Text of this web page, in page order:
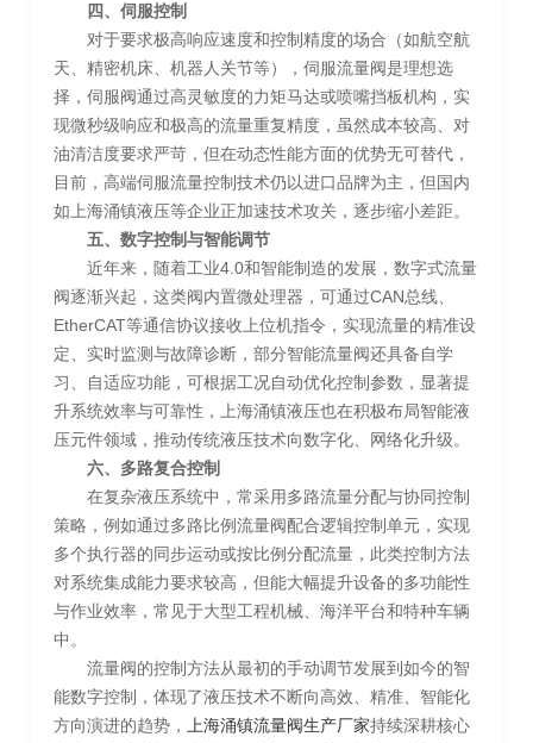
四、伺服控制
对于要求极高响应速度和控制精度的场合（如航空航
天、精密机床、机器人关节等），伺服流量阀是理想选
择，伺服阀通过高灵敏度的力矩马达或喷嘴挡板机构，实
现微秒级响应和极高的流量重复精度，虽然成本较高、对
油清洁度要求严苛，但在动态性能方面的优势无可替代，
目前，高端伺服流量控制技术仍以进口品牌为主，但国内
如上海涌镇液压等企业正加速技术攻关，逐步缩小差距。
五、数字控制与智能调节
近年来，随着工业4.0和智能制造的发展，数字式流量
阀逐渐兴起，这类阀内置微处理器，可通过CAN总线、
EtherCAT等通信协议接收上位机指令，实现流量的精准设
定、实时监测与故障诊断，部分智能流量阀还具备自学
习、自适应功能，可根据工况自动优化控制参数，显著提
升系统效率与可靠性，上海涌镇液压也在积极布局智能液
压元件领域，推动传统液压技术向数字化、网络化升级。
六、多路复合控制
在复杂液压系统中，常采用多路流量分配与协同控制
策略，例如通过多路比例流量阀配合逻辑控制单元，实现
多个执行器的同步运动或按比例分配流量，此类控制方法
对系统集成能力要求较高，但能大幅提升设备的多功能性
与作业效率，常见于大型工程机械、海洋平台和特种车辆
中。
流量阀的控制方法从最初的手动调节发展到如今的智
能数字控制，体现了液压技术不断向高效、精准、智能化
方向演进的趋势，
上海涌镇流量阀生产厂家持续深耕核心